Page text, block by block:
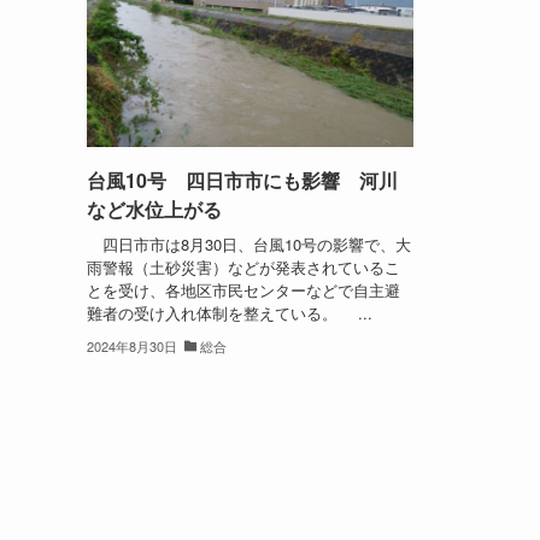
台風10号 四日市市にも影響 河川
など水位上がる
四日市市は8月30日、台風10号の影響で、大
雨警報（土砂災害）などが発表されているこ
とを受け、各地区市民センターなどで自主避
難者の受け入れ体制を整えている。 ...
2024年8月30日 総合